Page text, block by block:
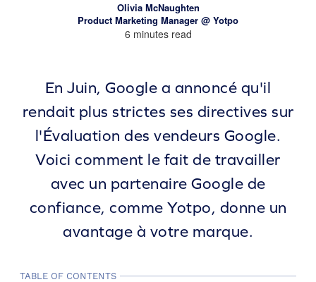
Olivia McNaughten
Product Marketing Manager @ Yotpo
6 minutes read
En Juin, Google a annoncé qu'il
rendait plus strictes ses directives sur
l'Évaluation des vendeurs Google.
Voici comment le fait de travailler
avec un partenaire Google de
confiance, comme Yotpo, donne un
avantage à votre marque.
TABLE OF CONTENTS